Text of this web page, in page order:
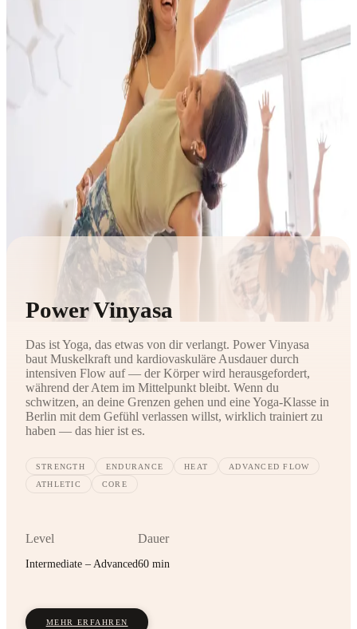
Power Vinyasa
Das ist Yoga, das etwas von dir verlangt. Power Vinyasa
baut Muskelkraft und kardiovaskuläre Ausdauer durch
intensiven Flow auf — der Körper wird herausgefordert,
während der Atem im Mittelpunkt bleibt. Wenn du
schwitzen, an deine Grenzen gehen und eine Yoga-Klasse in
Berlin mit dem Gefühl verlassen willst, wirklich trainiert zu
haben — das hier ist es.
STRENGTH ENDURANCE HEAT ADVANCED FLOW
ATHLETIC CORE
Level
Intermediate – Advanced
Dauer
60 min
MEHR ERFAHREN